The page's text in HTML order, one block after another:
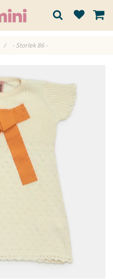
/ - Storlek 86 -